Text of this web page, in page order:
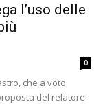
l’uso delle
0
che a voto
del relatore